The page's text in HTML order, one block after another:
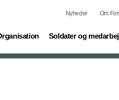
Nyheder Om
Soldater og
(current)